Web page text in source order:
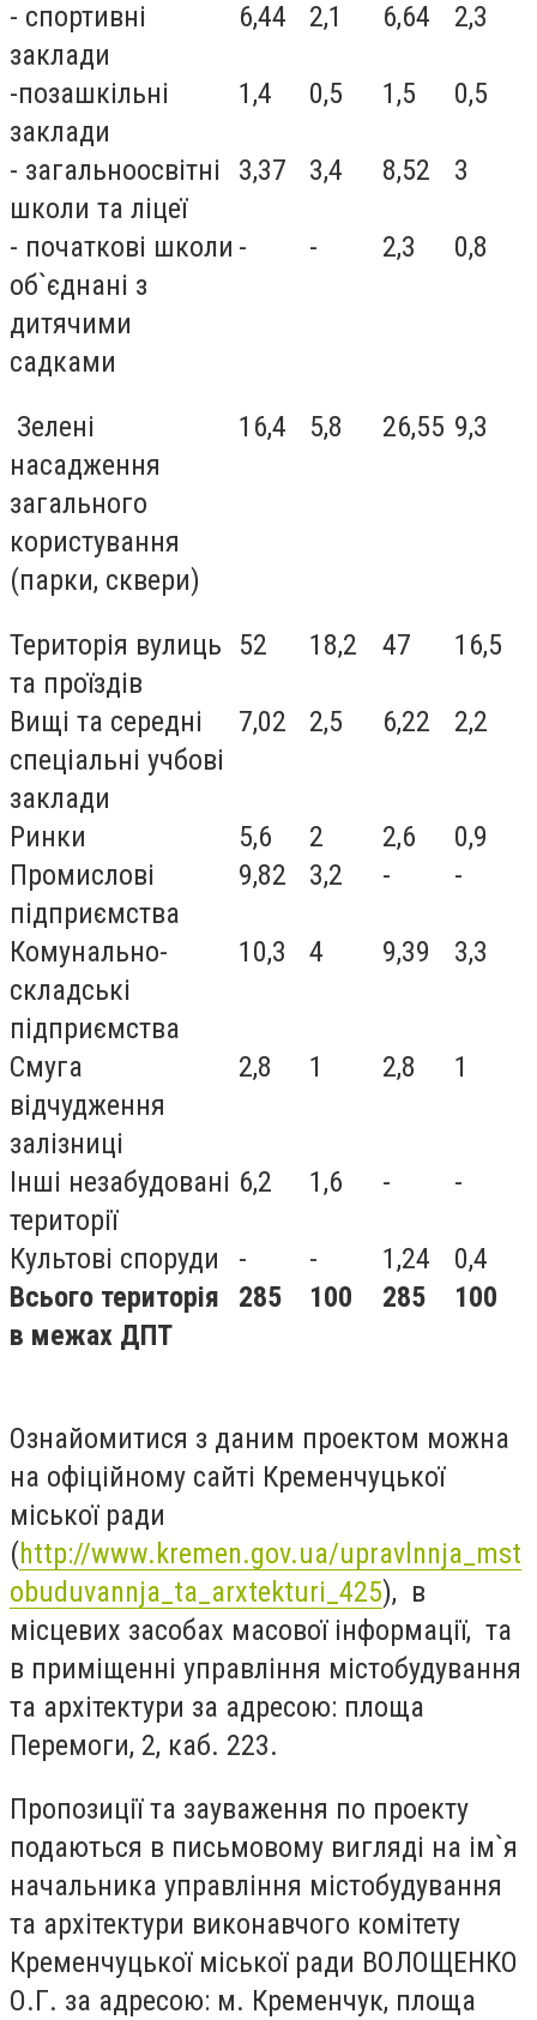
- спортивні
заклади
6,44 2,1 6,64 2,3
-позашкільні
заклади
1,4 0,5 1,5 0,5
- загальноосвітні
школи та ліцеї
3,37 3,4 8,52 3
- початкові школи
об`єднані з
дитячими
садками
- - 2,3 0,8
Зелені
насадження
загального
користування
(парки, сквери)
16,4 5,8 26,55 9,3
Територія вулиць
та проїздів
52 18,2 47 16,5
Вищі та середні
спеціальні учбові
заклади
7,02 2,5 6,22 2,2
Ринки 5,6 2 2,6
0,9
Промислові
підприємства
9,82 3,2 - -
Комунально-
складські
підприємства
10,3 4 9,39 3,3
Смуга
відчудження
залізниці
2,8 1 2,8 1
Інші незабудовані
території
6,2 1,6 - -
Культові споруди - - 1,24
0,4
Всього територія
в межах ДПТ
285 100 285 100
Ознайомитися з даним проектом можна
на офіційному сайті Кременчуцької
міської ради
(http://www.kremen.gov.ua/upravlnnja_mst
obuduvannja_ta_arxtekturi_425), в
місцевих засобах масової інформації, та
в приміщенні управління містобудування
та архітектури за адресою: площа
Перемоги, 2, каб. 223.
Пропозиції та зауваження по проекту
подаються в письмовому вигляді на ім`я
начальника управління містобудування
та архітектури виконавчого комітету
Кременчуцької міської ради ВОЛОЩЕНКО
О.Г. за адресою: м. Кременчук, площа